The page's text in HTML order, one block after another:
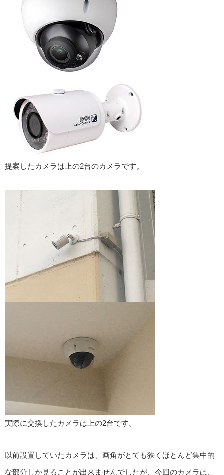
提案したカメラは上の2台のカメラです。
実際に交換したカメラは上の2台です。
以前設置していたカメラは、画角がとても狭くほとんど集中的
な部分しか見ることが出来ませんでしたが、今回のカメラは、